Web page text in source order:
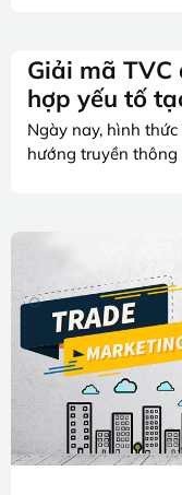
Giải mã
hợp yếu tố
Ngày nay, hình
hướng truyền thông